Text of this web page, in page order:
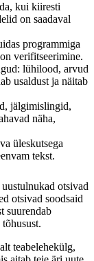
kui kiiresti
on saadaval
programmiga
verifitseerimine.
lühilood, arvud
usaldust ja näitab
jälgimislingid,
näha,
üleskutsega
tekst.
otsivad
otsivad soodsaid
suurendab
teabelehekülg,